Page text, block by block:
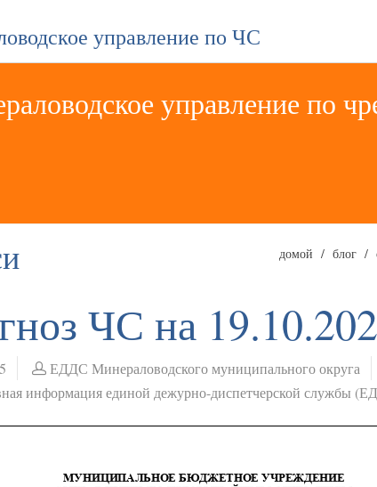
управление по ЧС
домой блог
ЧС на
ЕДДС Минераловодского муниципального округа
информация единой дежурно-диспетчерской службы